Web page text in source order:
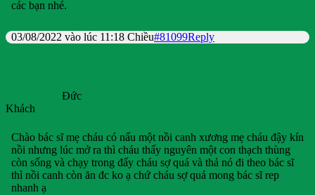
các bạn nhé.
03/08/2022 vào lúc 11:18 Chiều#81099Reply
Đức
Khách
Chào bác sĩ mẹ cháu có nấu một nồi canh xương mẹ cháu đậy kín
nồi nhưng lúc mở ra thì cháu thấy nguyên một con thạch thùng
còn sống và chạy trong đấy cháu sợ quá và thả nó đi theo bác sĩ
thì nồi canh còn ăn đc ko ạ chứ cháu sợ quá mong bác sĩ rep
nhanh ạ